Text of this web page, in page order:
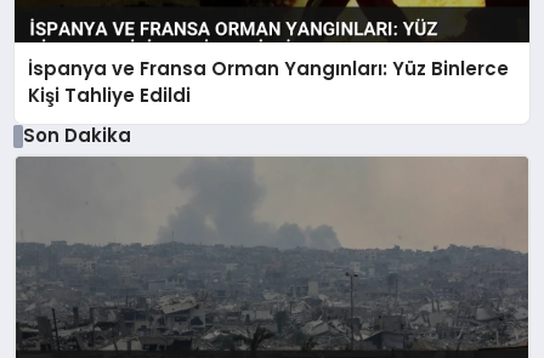
İspanya ve Fransa Orman Yangınları: Yüz Binlerce
Kişi Tahliye Edildi
Son Dakika